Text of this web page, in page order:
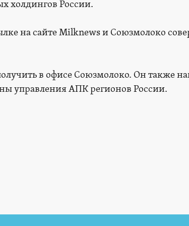
холдингов России.
на сайте Milknews и Союзмолоко
в офисе Союзмолоко. Он также
управления АПК регионов России.